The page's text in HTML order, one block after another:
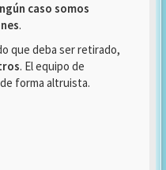
caso somos
.
que deba ser retirado,
. El equipo de
forma altruista.